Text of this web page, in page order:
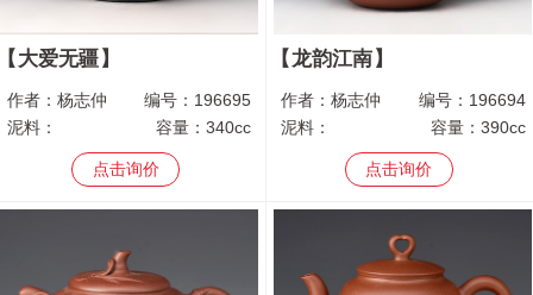
大爱无疆
编号： 196695
作者： 杨志仲
容量：340cc
泥料：
点击询价
龙韵江南
编号： 196694
作者： 杨志仲
容量：390cc
泥料：
点击询价